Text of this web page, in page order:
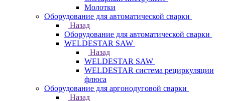
Молотки
Оборудование для автоматической сварки
Назад
Оборудование для автоматической сварки
WELDESTAR SAW
Назад
WELDESTAR SAW
WELDESTAR система рециркуляции
флюса
Оборудование для аргонодуговой сварки
Назад